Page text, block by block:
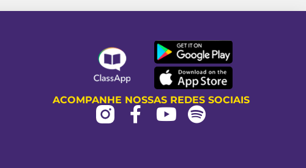
ACOMPANHE NOSSAS REDES SOCIAIS